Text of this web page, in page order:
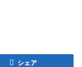
シェア